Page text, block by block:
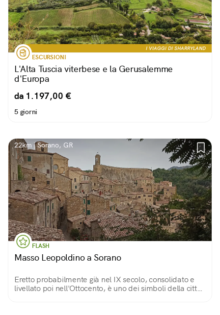
I VIAGGI DI SHARRYLAND
ESCURSIONI
L'Alta Tuscia viterbese e la Gerusalemme
d'Europa
da 1.197,00 €
5 giorni
22km | Sorano, GR
FLASH
Masso Leopoldino a Sorano
Eretto probabilmente già nel IX secolo, consolidato e
livellato poi nell'Ottocento, è uno dei simboli della città